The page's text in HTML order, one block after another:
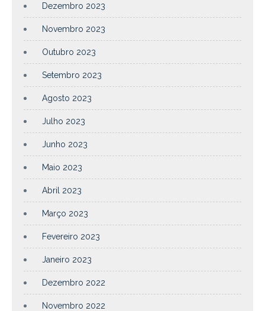
Dezembro 2023
Novembro 2023
Outubro 2023
Setembro 2023
Agosto 2023
Julho 2023
Junho 2023
Maio 2023
Abril 2023
Março 2023
Fevereiro 2023
Janeiro 2023
Dezembro 2022
Novembro 2022